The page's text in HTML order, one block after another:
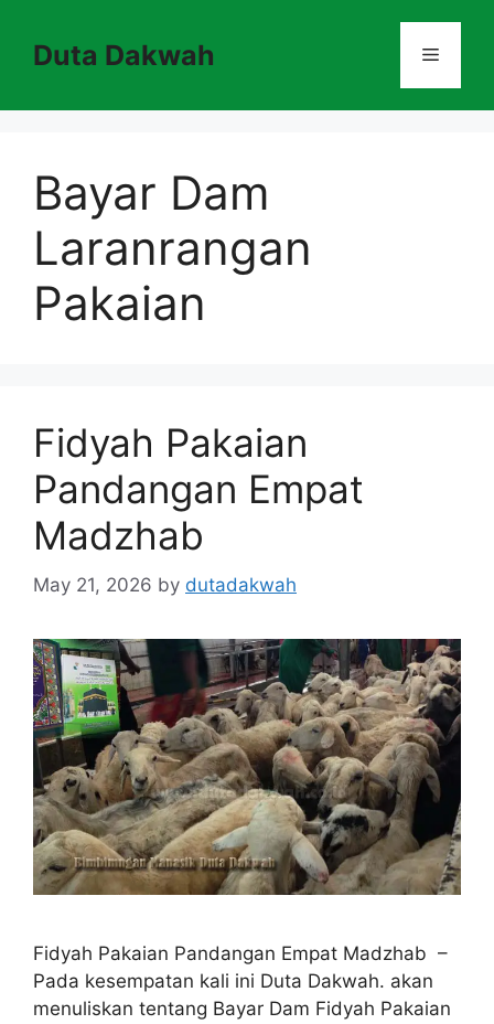
contentDuta Dakwah Menu
Bayar Dam
Laranrangan
Pakaian
Fidyah Pakaian
Pandangan Empat
Madzhab
May 21, 2026 by dutadakwah
Fidyah Pakaian Pandangan Empat Madzhab –
Pada kesempatan kali ini Duta Dakwah. akan
menuliskan tentang Bayar Dam Fidyah Pakaian